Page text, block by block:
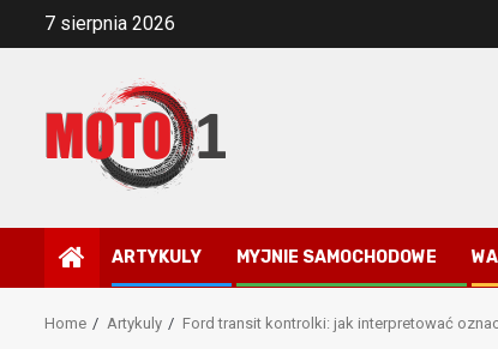
7 sierpnia 2026
ARTYKULY MYJNIE SAMOCHODOWE
Home Artykuly Ford transit kontrolki: jak interpretować